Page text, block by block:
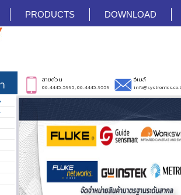
PRODUCTS DOWNLOAD
สายด่วน
06-4445-5995, 06-4445-9559
อีเมล์